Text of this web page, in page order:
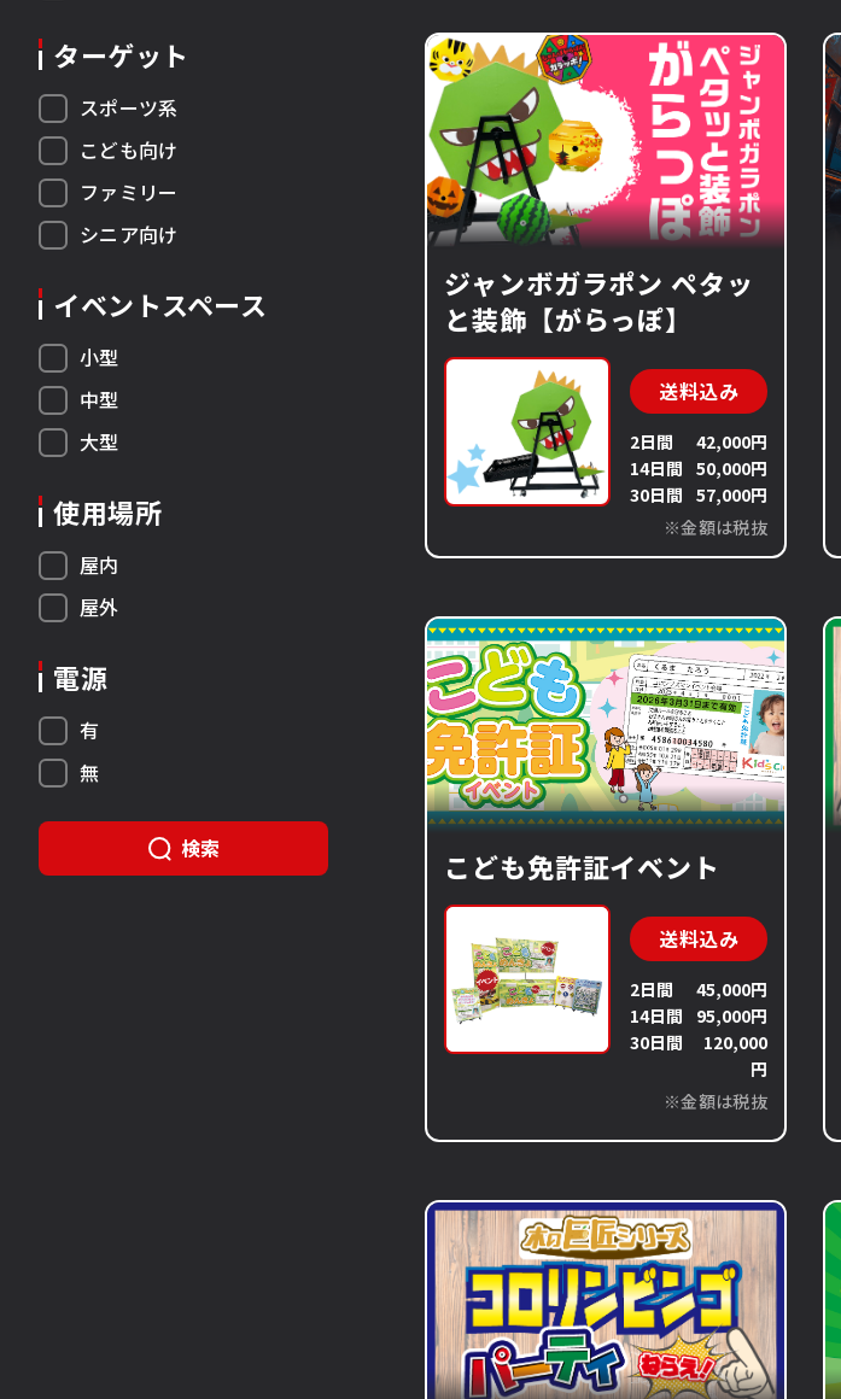
ターゲット
スポーツ系
こども向け
ファミリー
シニア向け
イベントスペース
小型
中型
大型
使用場所
屋内
屋外
電源
有
無
検索
ジャンボガラポン ペタッ
と装飾【がらっぽ】
送料込み
2日間
42,000円
14日間 50,000円
30日間 57,000円
※金額は税抜
こども免許証イベント
送料込み
2日間
45,000円
14日間
95,000円
30日間
120,000
円
※金額は税抜